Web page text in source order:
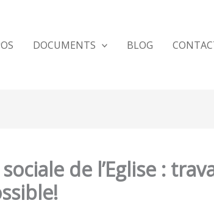
DOCUMENTS BLOG
de l’Eglise :